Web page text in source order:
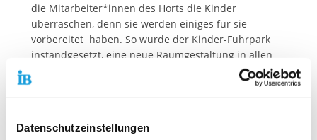
Datenschutzeinstellungen
die Mitarbeiter*innen des Horts die Kinder
überraschen, denn sie werden einiges für sie
vorbereitet haben. So wurde der Kinder-Fuhrpark
instandgesetzt, eine neue Raumgestaltung in allen
fünf Gruppenräumen umgesetzt und jede Menge
Bastel- und Kreativideen vorbereitet. Wenn alle
wieder an Bord sind, wird schließlich der Hof
alles ist für die Kinder vorbereitet.